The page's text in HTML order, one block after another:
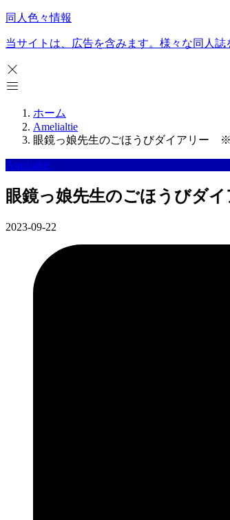
同人色々情報
当サイトは、広告を含みます。様々な同人誌
ホーム
Amelialtie
眼鏡っ娘先生のごほうびダイアリー
Amelialtie
眼鏡っ娘先生のごほうびダ
2023-09-22